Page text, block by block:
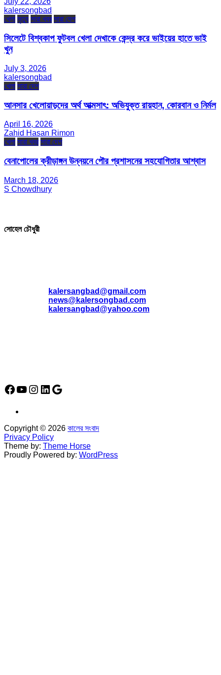
kalersongbad
খেলা মৃত্যু সারা খবর সারা দেশ
সিলেটে বিশ্বকাপ ফুটবল খেলা দেখাকে কেন্দ্র করে ভাইয়ের হাতে ভাই
খুন
July 3, 2026
kalersongbad
খেলা সারা দেশ
আনসার খেলোয়াড়দের অর্থ আত্মসাৎ: অভিযুক্ত রায়হান, কোরবান ও নির্মল
April 16, 2026
Zahid Hasan Rimon
খেলা সারা খবর সারা দেশ
বেনাপোলের ক্রীড়াঙ্গন উন্নয়নে পৌর প্রশাসনের সহযোগিতার আশ্বাস
March 18, 2026
S Chowdhury
সোহেল চৌধুরী
kalersangbad@gmail.com
news@kalersongbad.com
kalersangbad@yahoo.com
Facebook
YouTube
Instagram
LinkedIn
Google
Copyright © 2026 কালের সংবাদ
Privacy Policy
Theme by: Theme Horse
Proudly Powered by: WordPress